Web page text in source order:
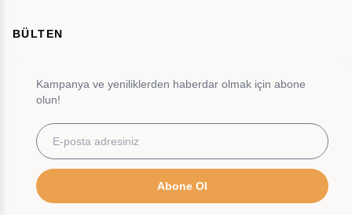
BÜLTEN
Kampanya ve yeniliklerden haberdar olmak için abone
olun!
Abone Ol